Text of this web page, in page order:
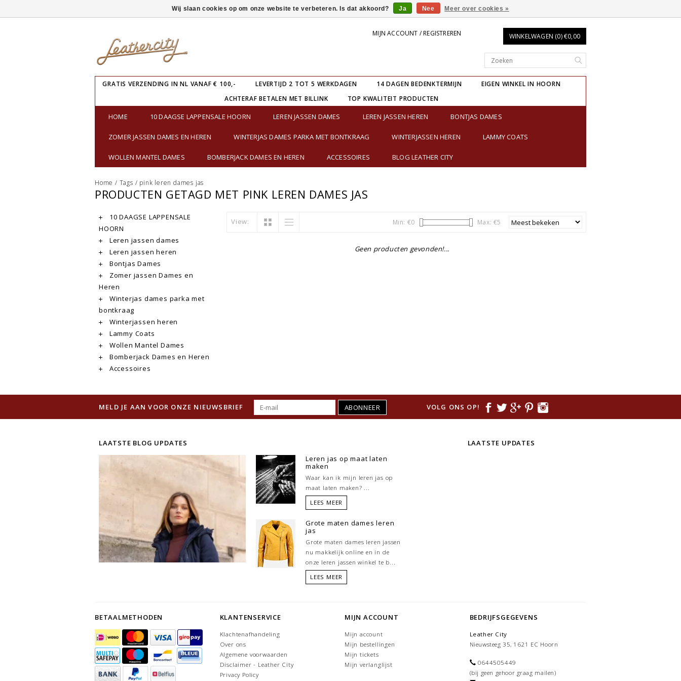
MIJN ACCOUNT / REGISTREREN WINKELWAGEN (0) €0,00
GRATIS VERZENDING IN NL VANAF € 100,- LEVERTIJD 2 TOT 5 WERKDAGEN 14 DAGEN BEDENKTERMIJN
EIGEN WINKEL IN HOORN
ACHTERAF BETALEN MET BILLINK
TOP KWALITEIT PRODUCTEN
HOME 10 DAAGSE LAPPENSALE HOORN LEREN JASSEN DAMES LEREN JASSEN HEREN BONTJAS DAMES
ZOMER JASSEN DAMES EN HEREN WINTERJAS DAMES PARKA MET BONTKRAAG WINTERJASSEN HEREN LAMMY COATS
WOLLEN MANTEL DAMES BOMBERJACK DAMES EN HEREN ACCESSOIRES BLOG LEATHER CITY
Home / Tags / pink leren dames jas
PRODUCTEN GETAGD MET PINK LEREN DAMES JAS
10 DAAGSE LAPPENSALE
HOORN
Leren jassen dames
Leren jassen heren
Bontjas Dames
Zomer jassen Dames en
Heren
Winterjas dames parka met
bontkraag
Winterjassen heren
Lammy Coats
Wollen Mantel Dames
Bomberjack Dames en Heren
Accessoires
View: Min: €0 Max: €5
Geen producten gevonden!...
MELD JE AAN VOOR ONZE NIEUWSBRIEF ABONNEER VOLG ONS OP!
LAATSTE BLOG UPDATES
Leren jas op maat laten
maken
Waar kan ik mijn leren jas op
maat laten maken? ...
LEES MEER
Grote maten dames leren
jas
Grote maten dames leren jassen
nu makkelijk online en in de
onze leren jassen winkel te b...
LEES MEER
LAATSTE UPDATES
BETAALMETHODEN KLANTENSERVICE
Klachtenafhandeling
Over ons
Algemene voorwaarden
Disclaimer - Leather City
Privacy Policy
MIJN ACCOUNT
Mijn account
Mijn bestellingen
Mijn tickets
Mijn verlanglijst
BEDRIJFSGEGEVENS
Leather City
Nieuwsteeg 35, 1621 EC Hoorn
0644505449
(bij geen gehoor graag mailen)
Wij slaan cookies op om onze website te verbeteren. Is dat akkoord? Ja Nee Meer over cookies »